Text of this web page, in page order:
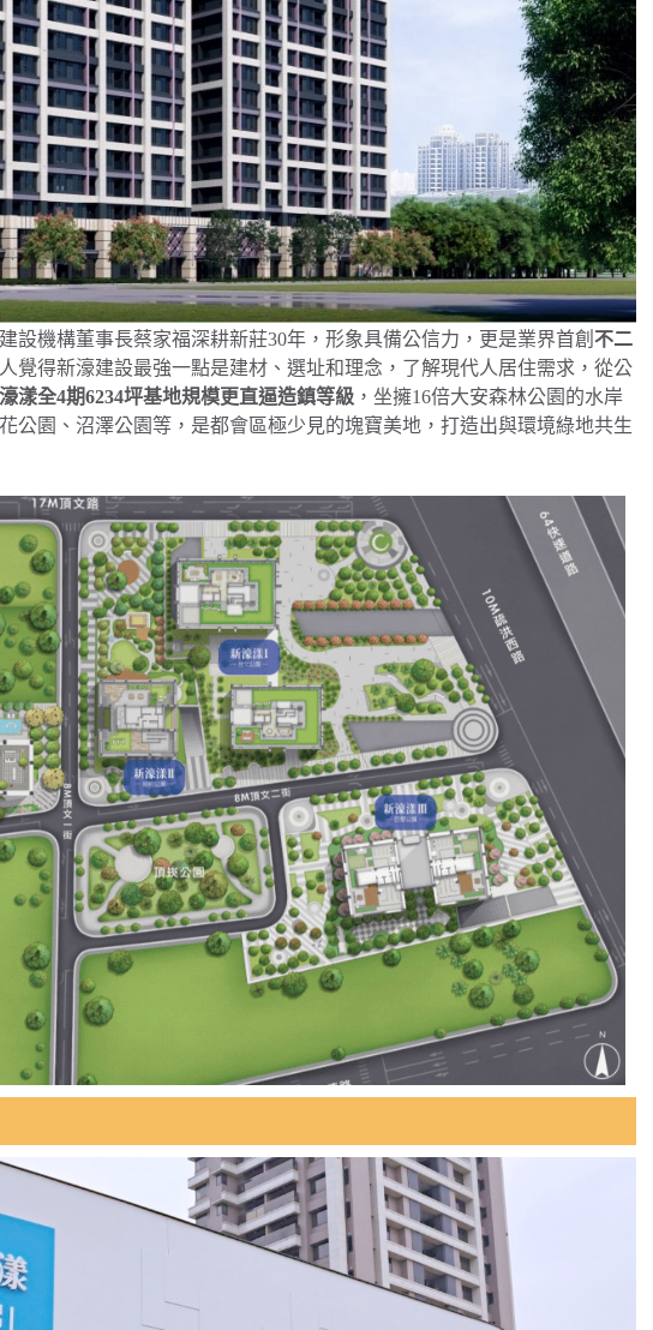
設機構董事長蔡家福深耕新莊30年，形象具備公信力，更是業界首創 不二
覺得新濠建設最強一點是建材、選址和理念，了解現代人居住需求，從公
漾全4期6234坪基地規模更直逼造鎮等級 ，坐擁16倍大安森林公園的水岸
公園、沼澤公園等，是都會區極少見的塊寶美地，打造出與環境綠地共生